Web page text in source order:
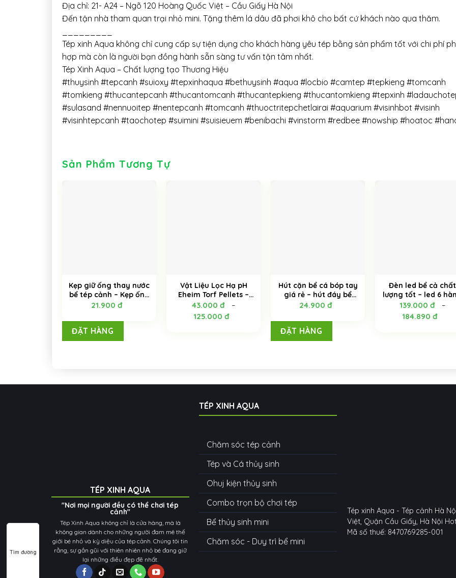
Địa chỉ: 21- A24 – Ngõ 120 Hoàng Quốc Việt – Cầu Giấy Hà Nội
Đến tận nhà tham quan trại nhỏ mini. Tặng thêm lá dâu đã phơi khô cho bất cứ khách nào qua thăm.
Tép xinh Aqua không chỉ cung cấp sự tiện dụng cho khách hàng yêu tép bằng sản phẩm tốt với chi phí
hợp mà còn là người bạn đồng hành sẵn sàng tư vấn tận tâm nhất.
Tép Xinh Aqua – Chất lượng tạo Thương Hiệu
#thuysinh #tepcanh #suioxy #tepxinhaqua #bethuysinh #aqua #locbio #camtep #tepkieng #tomcanh
#tomkieng #thucantepcanh #thucantomcanh #thucantepkieng #thucantomkieng #tepxinh
#sulasand #nennuoitep #nentepcanh #tomcanh #thuoctritepchetlairai #aquarium #visinhbot #visinh
#visinhtepcanh #taochotep #suimini #suisieuem #benibachi #vinstorm #redbee #nowship #hoatoc
Sản Phẩm Tương Tự
Kẹp giữ ống thay nước
bể tép cảnh – Kẹp ống
thay nước bể cá (loại
21.900 đ
ĐẶT HÀNG
Vật Liệu Lọc Hạ pH
Eheim Torf Pellets –
100ML và 300ML
43.000 đ –
125.000 đ
Hút cặn bể cá bóp tay
giá rẻ – hút đáy bể
thủy sinh – 1.5m
24.900 đ
ĐẶT HÀNG
Đèn led bể cả chất
lượng tốt – led 6
WRGP chuyên dụng
cho bể thủy sinh
139.000 đ –
184.890 đ
TÉP XINH AQUA
"Nơi mọi người đều có thể chơi tép
cảnh"
Tép Xinh Aqua không chỉ là cửa hàng, mà là
không gian dành cho những người đam mê thế
giới bé nhỏ và kỳ diệu của tép cảnh. Chúng tôi tin
rằng, sự gần gũi với thiên nhiên nhỏ bé đang giữ
lại những điều đẹp đẽ nhất.
TÉP XINH AQUA
Chăm sóc tép cảnh
Tép và Cá thủy sinh
Ohuj kiện thủy sinh
Combo trọn bộ chơi tép
Bể thủy sinh mini
Chăm sóc - Duy trì bể mini
Tép xinh Aqua - Tép cảnh Hà
Việt, Quận Cầu Giấy, Hà Nội
Mã số thuế: 8470769285-001
Tìm đường